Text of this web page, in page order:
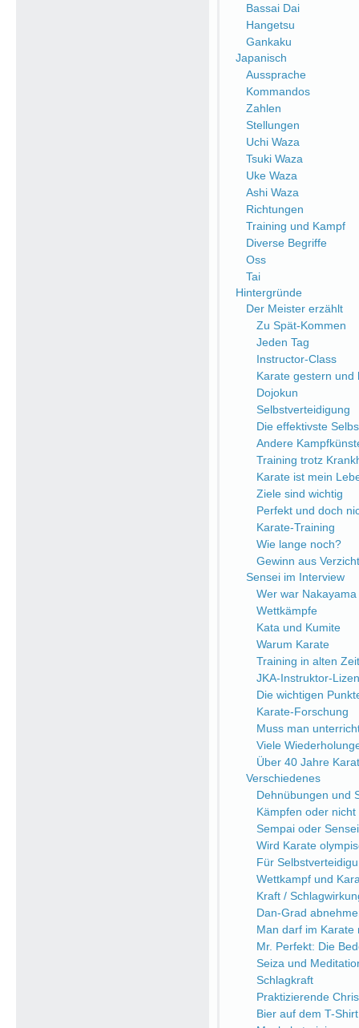
Bassai Dai
Hangetsu
Gankaku
Japanisch
Aussprache
Kommandos
Zahlen
Stellungen
Uchi Waza
Tsuki Waza
Uke Waza
Ashi Waza
Richtungen
Training und Kampf
Diverse Begriffe
Oss
Tai
Hintergründe
Der Meister erzählt
Zu Spät-Kommen
Jeden Tag
Instructor-Class
Karate gestern und
Dojokun
Selbstverteidigung
Die effektivste
Andere
Training trotz
Karate ist mein
Ziele sind wichtig
Perfekt und doch
Karate-Training
Wie lange noch?
Gewinn aus Verzicht
Sensei im Interview
Wer war
Wettkämpfe
Kata und Kumite
Warum Karate
Training in alten
JKA-Instruktor-
Die wichtigen
Karate-Forschung
Muss man
Viele
Über 40 Jahre
Verschiedenes
Dehnübungen und
Kämpfen oder
Sempai oder Sensei
Wird Karate
Für
Wettkampf und
Kraft /
Dan-Grad
Man darf im Karate
Mr. Perfekt: Die
Seiza und
Schlagkraft
Praktizierende
Bier auf dem T-Shirt